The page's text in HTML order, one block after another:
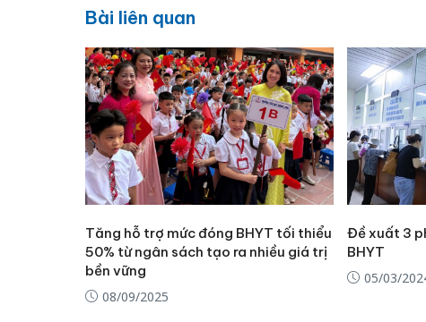
Bài liên quan
Tăng hỗ trợ mức đóng BHYT tối thiểu
50% từ ngân sách tạo ra nhiều giá trị
bền vững
08/09/2025
Đề xuất 3
BHYT
05/03/